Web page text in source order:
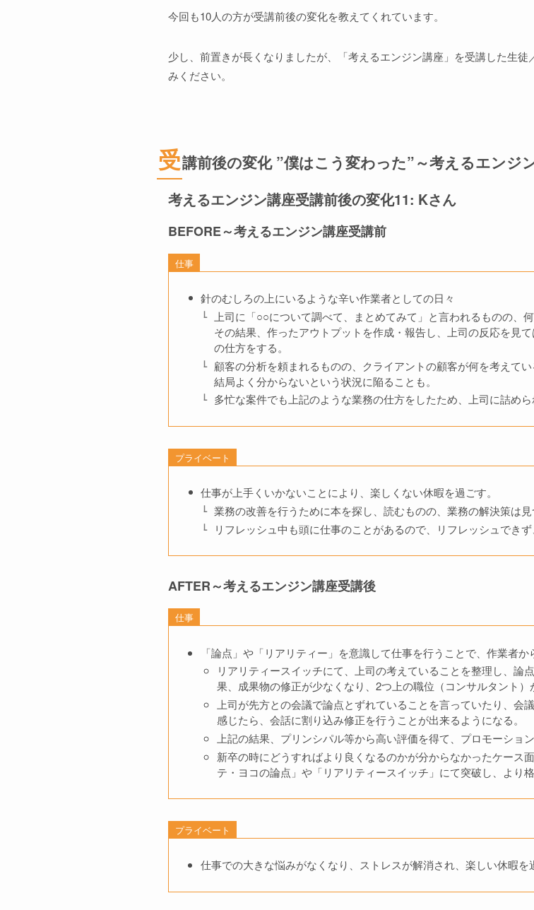
今回も10人の方が受講前後の変化を教えてくれています。
少し、前置きが長くなりましたが、「考えるエンジン講座」を受講した生徒
みください。
受講前後の変化 ”僕はこう変わった”～考えるエンジ
考えるエンジン講座受講前後の変化11: Kさん
BEFORE～考えるエンジン講座受講前
仕事
針のむしろの上にいるような辛い作業者としての日々
上司に「○○について調べて、まとめてみて」と言われるものの、
その結果、作ったアウトプットを作成・報告し、上司の反応を見
の仕方をする。
顧客の分析を頼まれるものの、クライアントの顧客が何を考えて
結局よく分からないという状況に陥ることも。
多忙な案件でも上記のような業務の仕方をしたため、上司に詰めら
プライベート
仕事が上手くいかないことにより、楽しくない休暇を過ごす。
業務の改善を行うために本を探し、読むものの、業務の解決策は見
リフレッシュ中も頭に仕事のことがあるので、リフレッシュできず
AFTER～考えるエンジン講座受講後
仕事
「論点」や「リアリティー」を意識して仕事を行うことで、作業者か
リアリティースイッチにて、上司の考えていることを整理し、論
果、成果物の修正が少なくなり、2つ上の職位（コンサルタント）
上司が先方との会議で論点とずれていることを言っていたり、会
感じたら、会話に割り込み修正を行うことが出来るようになる。
上記の結果、プリンシパル等から高い評価を得て、プロモーション
新卒の時にどうすればより良くなるのかが分からなかったケース
テ・ヨコの論点」や「リアリティースイッチ」にて突破し、より格
プライベート
仕事での大きな悩みがなくなり、ストレスが解消され、楽しい休暇を